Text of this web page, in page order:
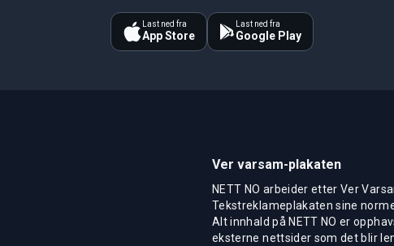
Last ned fra
App Store
Last ned fra
Google Play
Ver varsam-plakaten
NETT NO arbeider etter Ver
Tekstreklameplakaten sine
Alt innhald på NETT NO er
eksterne nettsider som det blir